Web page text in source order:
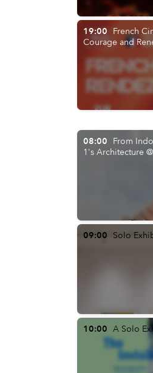
19:00 French
Courage and
08:00 From
1's Architecture
09:00 Solo
10:00 A Solo